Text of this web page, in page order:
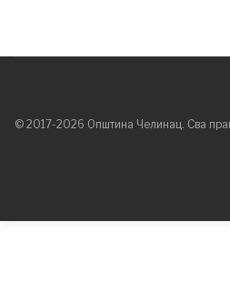
© 2017-2026 Општина Челинац. Сва